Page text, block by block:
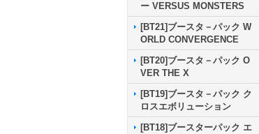
ー VERSUS MONSTERS
[BT21]ブースタ－パック W
ORLD CONVERGENCE
[BT20]ブースタ－パック O
VER THE X
[BT19]ブースタ－パック ク
ロスエボリューション
[BT18]ブースターパック エ